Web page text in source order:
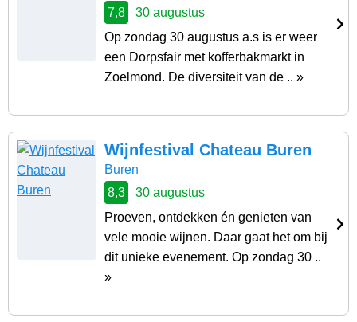
7,8
30 augustus
Op zondag 30 augustus a.s is er weer
een Dorpsfair met kofferbakmarkt in
Zoelmond. De diversiteit van de .. »
Wijnfestival Chateau Buren
Buren
8,3
30 augustus
Proeven, ontdekken én genieten van
vele mooie wijnen. Daar gaat het om bij
dit unieke evenement. Op zondag 30 ..
»